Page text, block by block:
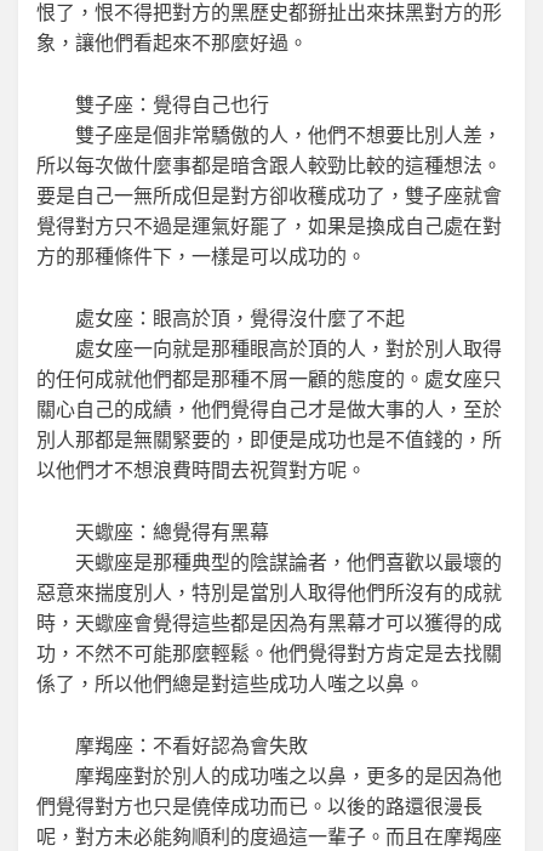
恨了，恨不得把對方的黑歷史都掰扯出來抹黑對方的形
象，讓他們看起來不那麼好過。
雙子座：覺得自己也行
雙子座是個非常驕傲的人，他們不想要比別人差，
所以每次做什麼事都是暗含跟人較勁比較的這種想法。
要是自己一無所成但是對方卻收穫成功了，雙子座就會
覺得對方只不過是運氣好罷了，如果是換成自己處在對
方的那種條件下，一樣是可以成功的。
處女座：眼高於頂，覺得沒什麼了不起
處女座一向就是那種眼高於頂的人，對於別人取得
的任何成就他們都是那種不屑一顧的態度的。處女座只
關心自己的成績，他們覺得自己才是做大事的人，至於
別人那都是無關緊要的，即便是成功也是不值錢的，所
以他們才不想浪費時間去祝賀對方呢。
天蠍座：總覺得有黑幕
天蠍座是那種典型的陰謀論者，他們喜歡以最壞的
惡意來揣度別人，特別是當別人取得他們所沒有的成就
時，天蠍座會覺得這些都是因為有黑幕才可以獲得的成
功，不然不可能那麼輕鬆。他們覺得對方肯定是去找關
係了，所以他們總是對這些成功人嗤之以鼻。
摩羯座：不看好認為會失敗
摩羯座對於別人的成功嗤之以鼻，更多的是因為他
們覺得對方也只是僥倖成功而已。以後的路還很漫長
呢，對方未必能夠順利的度過這一輩子。而且在摩羯座